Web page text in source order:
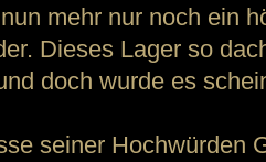
mehr nur noch ein
Dieses Lager so
doch wurde es
seiner Hochwürden